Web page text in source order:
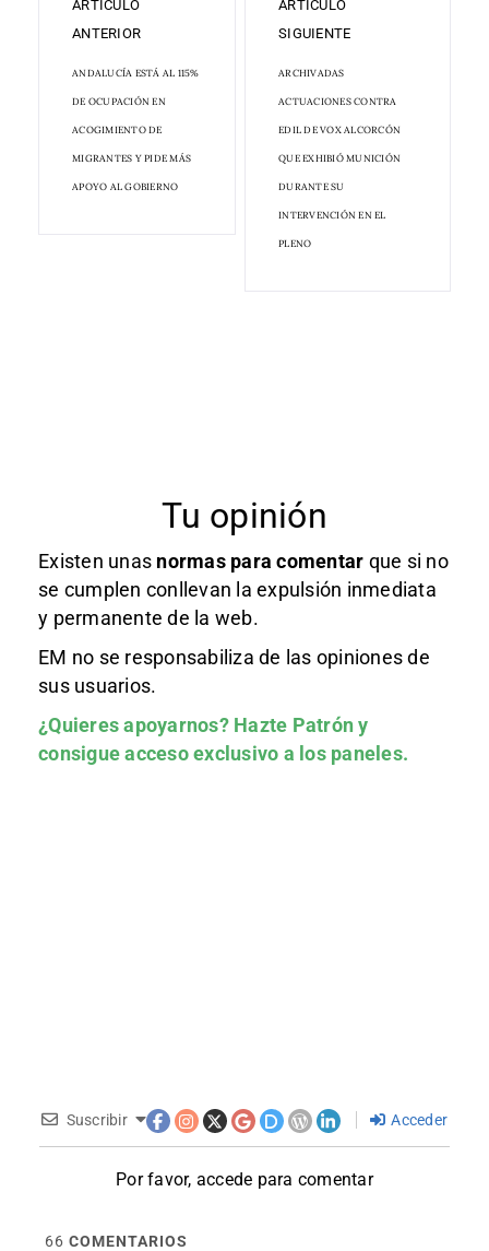
ARTÍCULO
ANTERIOR
ANDALUCÍA ESTÁ AL 115%
DE OCUPACIÓN EN
ACOGIMIENTO DE
MIGRANTES Y PIDE MÁS
APOYO AL GOBIERNO
ARTÍCULO
SIGUIENTE
ARCHIVADAS
ACTUACIONES CONTRA
EDIL DE VOX ALCORCÓN
QUE EXHIBIÓ MUNICIÓN
DURANTE SU
INTERVENCIÓN EN EL
PLENO
Tu opinión
Existen unas normas para comentar que si no
se cumplen conllevan la expulsión inmediata
y permanente de la web.
EM no se responsabiliza de las opiniones de
sus usuarios.
¿Quieres apoyarnos? Hazte Patróny
consigue acceso exclusivo a los paneles.
Suscribir Acceder
Por favor, accede para comentar
66 COMENTARIOS